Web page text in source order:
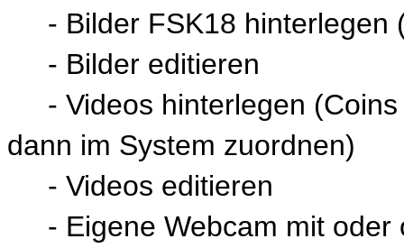
- Bilder FSK18 hinterlegen
- Bilder editieren
- Videos hinterlegen (Coins
dann im System zuordnen)
- Videos editieren
- Eigene Webcam mit oder